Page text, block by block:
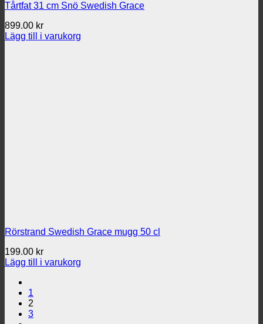
Tårtfat 31 cm Snö Swedish Grace
899.00 kr
Lägg till i varukorg
Rörstrand Swedish Grace mugg 50 cl
199.00 kr
Lägg till i varukorg
1
2
3